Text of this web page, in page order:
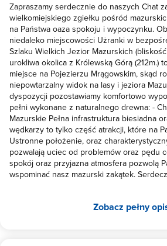
Zapraszamy serdecznie do naszych Chat
wielkomiejskiego zgiełku pośród
na Państwa oaza spokoju i wypoczynku.
niedaleko miejscowości Użranki w
Szlaku Wielkich Jezior Mazurskich
urokliwa okolica z Królewską Górą (212m.)
miejsce na Pojezierzu Mrągowskim, skąd
niepowtarzalny widok na lasy i jeziora
dyspozycji pozostawiamy komfortowo
pełni wykonane z naturalnego drewna: -
Mazurskie Pełna infrastruktura biesiadna
wędkarzy to tylko część atrakcji, które na
Ustronne położenie, oraz
pozwalają uciec od problemów oraz pędu
spokój oraz przyjazna atmosfera pozwolą
wspominać nasz mazurski zakątek.
Zobacz pełny